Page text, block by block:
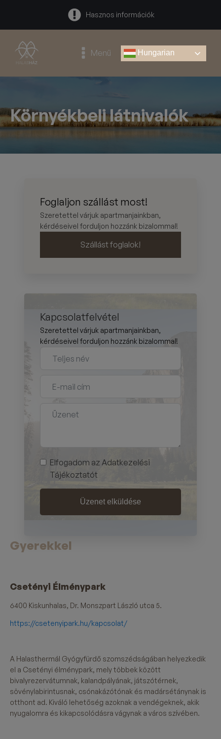
Hasznos információk
Menü Hungarian
Környékbeli látnivalók
Gyerekkel
Csetényi Élménypark
6400 Kiskunhalas, Dr. Monszpart László utca 5.
https://csetenyipark.hu/kapcsolat/
A Halasthermál Gyógyfürdő szomszédságában helyezkedik
el a Csetényi élménypark, mely többek között
bivalyrezervátumnak, kalandpályának, játszótérnek,
sövénylabirintusnak, csónakázótónak és madársétánynak is
otthont ad. Kiváló lehetőség azoknak a vendégeknek, akik
nyugalomra és kikapcsolódásra vágynak a város szívében.
Foglaljon szállást most!
Szeretettel várjuk apartmanjainkban,
kérdéseivel forduljon hozzánk bizalommal!
Szállást foglalok!
Kapcsolatfelvétel
Szeretettel várjuk apartmanjainkban,
kérdéseivel forduljon hozzánk bizalommal!
Elfogadom az Adatkezelési
Tájékoztatót
Üzenet elküldése